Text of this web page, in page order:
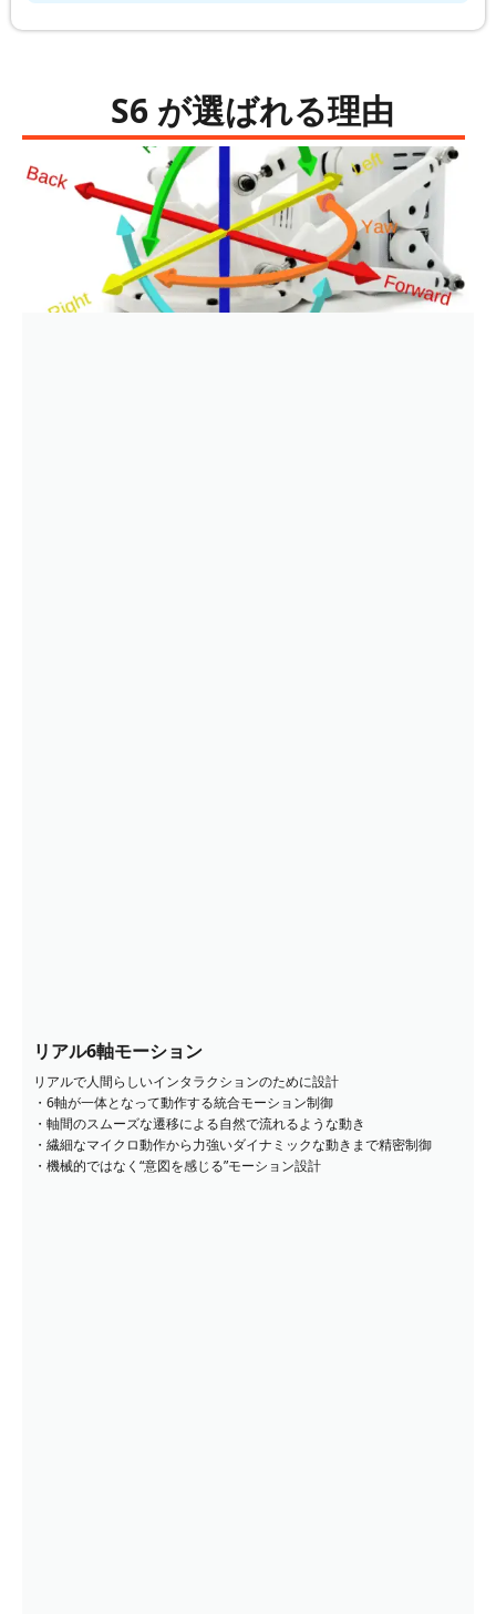
S6 が選ばれる理由
リアル6軸モーション
リアルで人間らしいインタラクションのために設計
・6軸が一体となって動作する統合モーション制御
・軸間のスムーズな遷移による自然で流れるような動き
・繊細なマイクロ動作から力強いダイナミックな動きまで精密制御
・機械的ではなく“意図を感じる”モーション設計